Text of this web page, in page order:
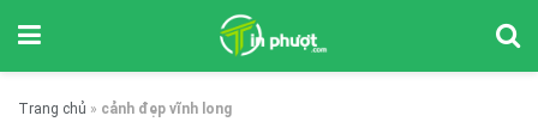
Trang chủ » cảnh đẹp vĩnh long